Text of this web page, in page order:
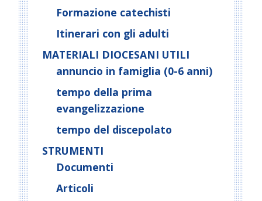
Formazione catechisti
Itinerari con gli adulti
MATERIALI DIOCESANI UTILI
annuncio in famiglia (0-6 anni)
tempo della prima
evangelizzazione
tempo del discepolato
STRUMENTI
Documenti
Articoli